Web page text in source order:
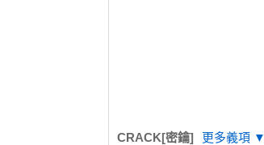
CRACK[密鑰] 更多義項 ▼